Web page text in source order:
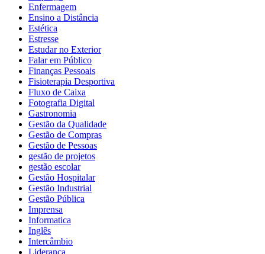
Enfermagem
Ensino a Distância
Estética
Estresse
Estudar no Exterior
Falar em Público
Finanças Pessoais
Fisioterapia Desportiva
Fluxo de Caixa
Fotografia Digital
Gastronomia
Gestão da Qualidade
Gestão de Compras
Gestão de Pessoas
gestão de projetos
gestão escolar
Gestão Hospitalar
Gestão Industrial
Gestão Pública
Imprensa
Informatica
Inglês
Intercâmbio
Liderança